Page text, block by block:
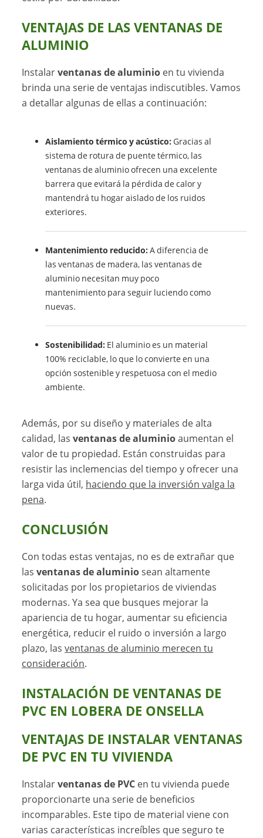
VENTAJAS DE LAS VENTANAS DE
ALUMINIO
Instalarventanas de aluminio en tu vivienda
brinda una serie de ventajas indiscutibles. Vamos
a detallar algunas de ellas a continuación:
Aislamiento térmico y acústico: Gracias al
sistema de rotura de puente térmico, las
ventanas de aluminio ofrecen una excelente
barrera que evitará la pérdida de calor y
mantendrá tu hogar aislado de los ruidos
exteriores.
Mantenimiento reducido: A diferencia de
las ventanas de madera, las ventanas de
aluminio necesitan muy poco
mantenimiento para seguir luciendo como
nuevas.
Sostenibilidad: El aluminio es un material
100% reciclable, lo que lo convierte en una
opción sostenible y respetuosa con el medio
ambiente.
Además, por su diseño y materiales de alta
calidad, lasventanas de aluminioaumentan el
valor de tu propiedad. Están construidas para
resistir las inclemencias del tiempo y ofrecer una
larga vida útil, haciendo que la inversión valga la
pena.
CONCLUSIÓN
Con todas estas ventajas, no es de extrañar que
lasventanas de aluminiosean altamente
solicitadas por los propietarios de viviendas
modernas. Ya sea que busques mejorar la
apariencia de tu hogar, aumentar su eficiencia
energética, reducir el ruido o inversión a largo
plazo, lasventanas de aluminio merecen tu
consideración.
INSTALACIÓN DE VENTANAS DE
PVC EN LOBERA DE ONSELLA
VENTAJAS DE INSTALAR VENTANAS
DE PVC EN TU VIVIENDA
Instalarventanas de PVC en tu vivienda puede
proporcionarte una serie de beneficios
incomparables. Este tipo de material viene con
varias características increíbles que seguro te